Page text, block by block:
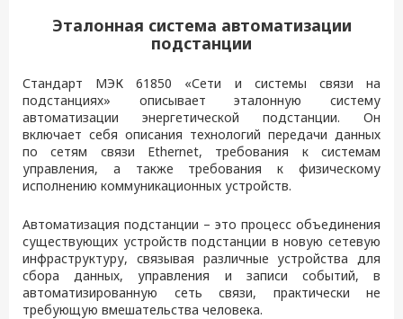
Эталонная система автоматизации
подстанции
Стандарт МЭК 61850 «Сети и системы связи на
подстанциях» описывает эталонную систему
автоматизации энергетической подстанции. Он
включает себя описания технологий передачи данных
по сетям связи Ethernet, требования к системам
управления, а также требования к физическому
исполнению коммуникационных устройств.
Автоматизация подстанции – это процесс объединения
существующих устройств подстанции в новую сетевую
инфраструктуру, связывая различные устройства для
сбора данных, управления и записи событий, в
автоматизированную сеть связи, практически не
требующую вмешательства человека.